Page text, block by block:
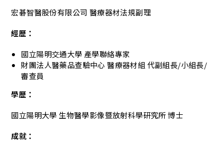
宏碁智醫股份有限公司 醫療器材法規副理
經歷：
國立陽明交通大學 產學聯絡專家
財團法人醫藥品查驗中心 醫療器材組 代副組長/小組長/
審查員
學歷：
國立陽明大學 生物醫學影像暨放射科學研究所 博士
成就：